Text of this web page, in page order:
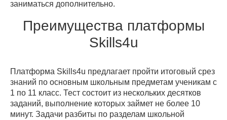
заниматься дополнительно.
Преимущества платформы
Skills4u
Платформа Skills4u предлагает пройти итоговый срез
знаний по основным школьным предметам ученикам с
1 по 11 класс. Тест состоит из нескольких десятков
заданий, выполнение которых займет не более 10
минут. Задачи разбиты по разделам школьной